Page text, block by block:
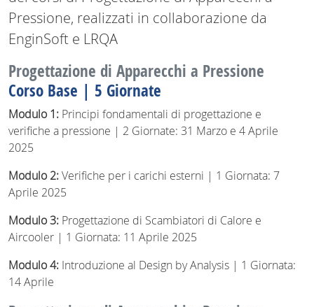
Pressione, realizzati in collaborazione da
EnginSoft e LRQA
Progettazione di Apparecchi a Pressione
Corso Base | 5 Giornate
Modulo 1: Principi fondamentali di progettazione e
verifiche a pressione | 2 Giornate: 31 Marzo e 4 Aprile
2025
Modulo 2:Verifiche per i carichi esterni | 1 Giornata: 7
Aprile 2025
Modulo 3: Progettazione di Scambiatori di Calore e
Aircooler | 1 Giornata: 11 Aprile 2025
Modulo 4: Introduzione al Design by Analysis | 1 Giornata:
14 Aprile